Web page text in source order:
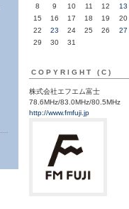
8
9 10 11 12 13
15
16 17 18 19 20
22
23 24 25 26 27
29
30 31
COPYRIGHT (C)
株式会社エフエム富士
78.6MHz/83.0MHz/80.5MHz
http://www.fmfuji.jp